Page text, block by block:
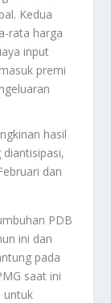
Kedua
rata harga
input
premi
hasil
dan
PDB
ini dan
pada
saat ini
untuk